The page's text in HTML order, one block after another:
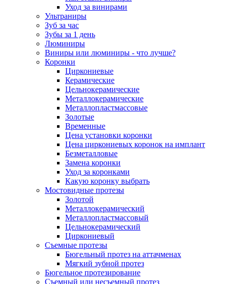
Уход за винирами
Ультраниры
Зуб за час
Зубы за 1 день
Люминиры
Виниры или люминиры - что лучше?
Коронки
Циркониевые
Керамические
Цельнокерамические
Металлокерамические
Металлопластмассовые
Золотые
Временные
Цена установки коронки
Цена циркониевых коронок на имплант
Безметалловые
Замена коронки
Уход за коронками
Какую коронку выбрать
Мостовидные протезы
Золотой
Металлокерамический
Металлопластмассовый
Цельнокерамический
Циркониевый
Съемные протезы
Бюгельный протез на аттачменах
Мягкий зубной протез
Бюгельное протезирование
Съемный или несъемный протез